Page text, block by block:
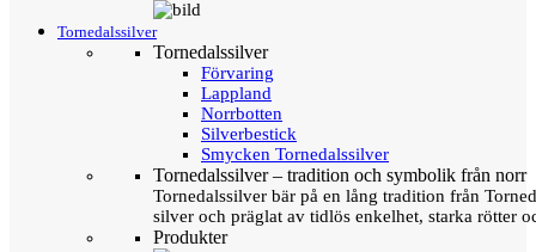
Tornedalssilver
Tornedalssilver
Förvaring
Lappland
Norrbotten
Silverbestick
Smycken Tornedalssilver
Tornedalssilver – tradition och symbolik från norr
Tornedalssilver bär på en lång tradition från
silver och präglat av tidlös enkelhet, starka rötter
Produkter